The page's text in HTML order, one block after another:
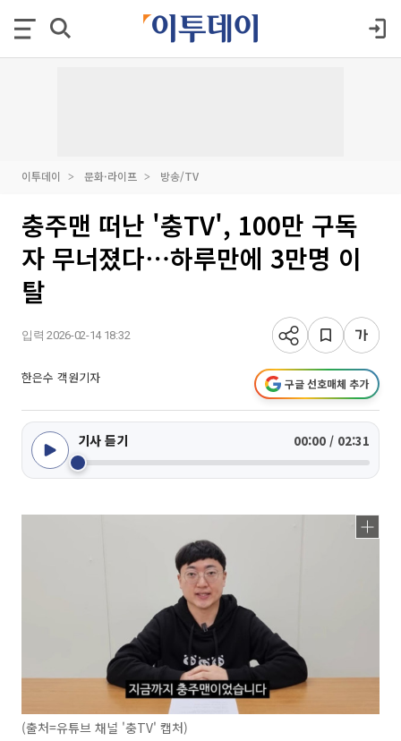
이투데이 문화·라이프 방송/TV
충주맨 떠난 '충TV', 100만 구독
자 무너졌다⋯하루만에 3만명 이
탈
입력 2026-02-14 18:32
한은수 객원기자 구글 선호매체 추가
기사 듣기 00:00 / 02:31
(출처=유튜브 채널 '충TV' 캡처)